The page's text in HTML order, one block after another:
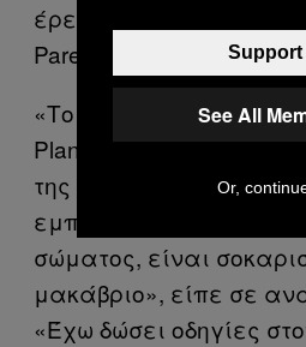
έρευνας για τις
Parenthood στην
«Το βίντεο, όπου
Planned Parenthood να
της συστηματικής
εμπορίας τμημάτων
σώματος, είναι
μακάβριο», είπε σε
«Έχω δώσει οδηγίες
Support
See All
Or,